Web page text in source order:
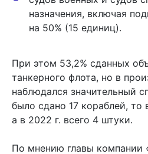
назначения, включая
на 50% (15 единиц).
При этом 53,2% сданных
танкерного флота, но в
наблюдался значительный
было сдано 17 кораблей, то
а в 2022 г. всего 4 штуки.
По мнению главы компании